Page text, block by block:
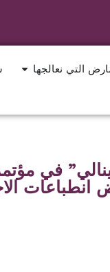
التي نعالجها
في